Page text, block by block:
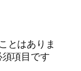
とはありま
項目です